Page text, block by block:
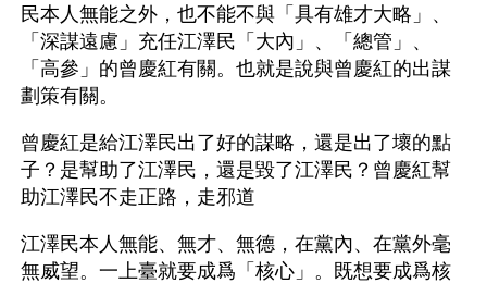
民本人無能之外，也不能不與「具有雄才大略」、
「深謀遠慮」充任江澤民「大內」、「總管」、
「高參」的曾慶紅有關。也就是說與曾慶紅的出謀
劃策有關。
曾慶紅是給江澤民出了好的謀略，還是出了壞的點
子？是幫助了江澤民，還是毀了江澤民？曾慶紅幫
助江澤民不走正路，走邪道
江澤民本人無能、無才、無德，在黨內、在黨外毫
無威望。一上臺就要成爲「核心」。既想要成爲核